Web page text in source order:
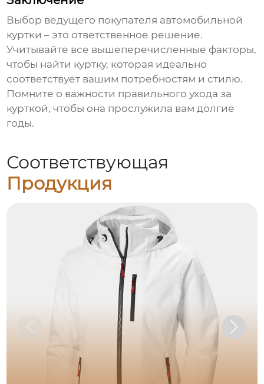
Выбор ведущего покупателя автомобильной
куртки – это ответственное решение.
Учитывайте все вышеперечисленные факторы,
чтобы найти куртку, которая идеально
соответствует вашим потребностям и стилю.
Помните о важности правильного ухода за
курткой, чтобы она прослужила вам долгие
годы.
Соответствующая
Продукция